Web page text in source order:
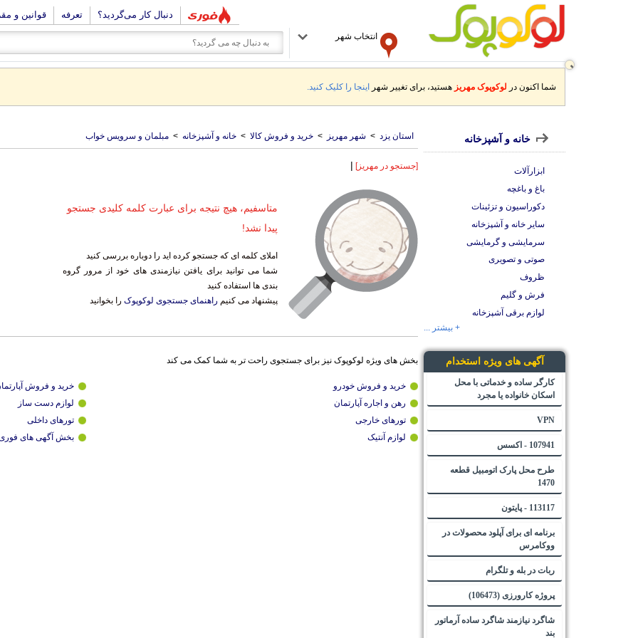
دنبال کار می‌گردید؟ تعرفه قوانین و
انتخاب شهر
شما اکنون در لوکوپوک مهریز هستید، برای تغییر شهر اینجا را کلیک کنید.
استان یزد > شهر مهریز > خرید و فروش کالا > خانه و آشپزخانه > مبلمان و سرویس خواب
[جستجو در مهریز] |
متاسفیم، هیچ نتیجه برای عبارت کلمه کلیدی جستجو
پیدا نشد!
املای کلمه ای که جستجو کرده اید را دوباره بررسی کنید
شما می توانید برای یافتن نیازمندی های خود از مرور گروه
بندی ها استفاده کنید
پیشنهاد می کنیم راهنمای جستجوی لوکوپوک را بخوانید
بخش های ویژه لوکوپوک نیز برای جستجوی راحت تر به شما کمک می کند
خرید و فروش خودرو
خرید و فروش
رهن و اجاره آپارتمان
لوازم دست ساز
تورهای خارجی
تورهای داخلی
لوازم آنتیک
بخش آگهی های
خانه و آشپزخانه
ابزارآلات
باغ و باغچه
دکوراسیون و تزئینات
سایر خانه و آشپزخانه
سرمایشی و گرمایشی
صوتی و تصویری
ظروف
فرش و گلیم
لوازم برقی آشپزخانه
+ بیشتر ...
آگهی های ویژه استخدام
کارگر ساده و خدماتی با محل
اسکان خانواده یا مجرد
VPN
107941 - اکسس
طرح محل پارک اتومبیل قطعه
1470
113117 - پایتون
برنامه ای برای آپلود محصولات در
ووکامرس
ربات در بله و تلگرام
پروژه کارورزی (106473)
شاگرد نیازمند شاگرد ساده آرماتور
بند